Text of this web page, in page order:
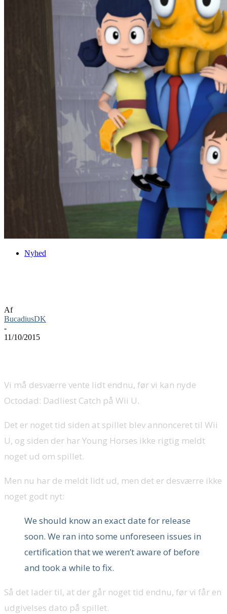
Nyhed
Af
BucadiusDK
-
11/10/2015
Vi må desværre vente lidt endnu, før vi kan nyde
Octodad: Dadliest Catch på Wii U.
Det er noget tid siden at spillet blev annonceret til Wii
U, og siden der har Young Horses ikke rigtig meldt
noget ud om spillet.
Men nu har de meldt lidt ud, men det er desværre ikke
noget godt nyt:
We should know an exact date for release
soon. We ran into some unforeseen issues in
certification that we weren’t aware of before
and took a while to fix.
Så det lader til, at der går noget tid endnu, før vi får en
udgivelses dato på spillet.